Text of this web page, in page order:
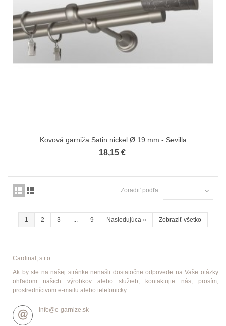
Kovová garniža Satin nickel Ø 19 mm - Sevilla
18,15 €
Zoradiť podľa: --
1 2 3 9 Nasledujúca » Zobraziť všetko
Cardinal, s.r.o.
Ak by ste na našej stránke nenašli dostatočne odpovede na Vaše otázky
ohľadom našich výrobkov alebo služieb, kontaktujte nás, prosím,
prostredníctvom e-mailu alebo telefonicky
info@e-garnize.sk